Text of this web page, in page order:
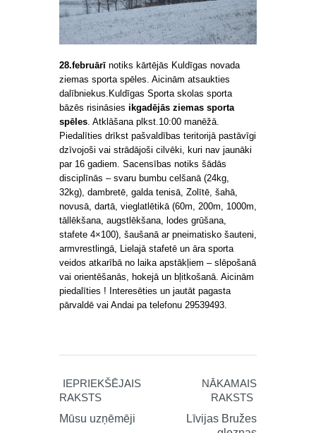
28.februārī notiks kārtējās Kuldīgas novada
ziemas sporta spēles. Aicinām atsaukties
dalībniekus. Kuldīgas Sporta skolas sporta
bāzēs risināsies ikgadējās ziemas sporta
spēles . Atklāšana plkst.10:00 manēžā.
Piedalīties drīkst pašvaldības teritorijā pastāvīgi
dzīvojoši vai strādājoši cilvēki, kuri nav jaunāki
par 16 gadiem. Sacensības notiks šādās
disciplīnās – svaru bumbu celšanā (24kg,
32kg), dambretē, galda tenisā, Zolītē, šahā,
novusā, dartā, vieglatlētikā (60m, 200m, 1000m,
tāllēkšana, augstlēkšana, lodes grūšana,
stafete 4×100), šaušanā ar pneimatisko šauteni,
armvrestlingā, Lielajā stafetē un āra sporta
veidos atkarībā no laika apstākļiem – slēpošanā
vai orientēšanās, hokejā un bļitkošanā. Aicinām
piedalīties ! Interesēties un jautāt pagasta
pārvaldē vai Andai pa telefonu 29539493.
IEPRIEKŠĒJAIS
RAKSTS
Mūsu uzņēmēji
NĀKAMAIS
RAKSTS
Līvijas Bružes